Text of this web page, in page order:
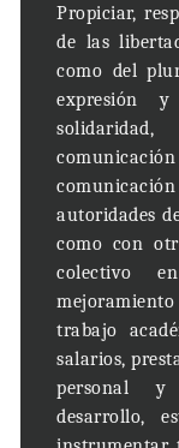
Propiciar,
de las
como del
expresión
autoridades
como con
colectivo
trabajo
salarios,
personal y
desarrollo,